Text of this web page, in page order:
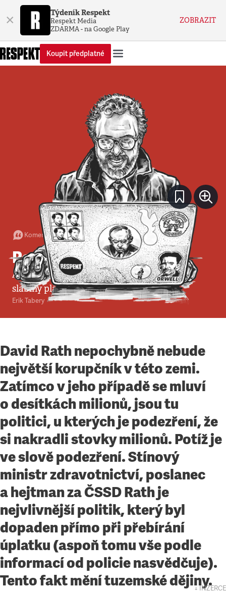
× Týdeník Respekt
Respekt Media
ZDARMA - na Google Play
ZOBRAZIT
Koupit předplatné
Komentář•20. 5. 2012•6 minut
Poučení z kauzy Rath
Aféra stínového ministra ukazuje zásadní
slabiny plánu ČSSD
Erik Tabery
David Rath nepochybně nebude
největší korupčník v této zemi.
Zatímco v jeho případě se mluví
o desítkách milionů, jsou tu
politici, u kterých je podezření, že
si nakradli stovky milionů. Potíž je
ve slově podezření. Stínový
ministr zdravotnictví, poslanec
a hejtman za ČSSD Rath je
nejvlivnější politik, který byl
dopaden přímo při přebírání
úplatku (aspoň tomu vše podle
informací od policie nasvědčuje).
Tento fakt mění tuzemské dějiny.
↓ INZERCE